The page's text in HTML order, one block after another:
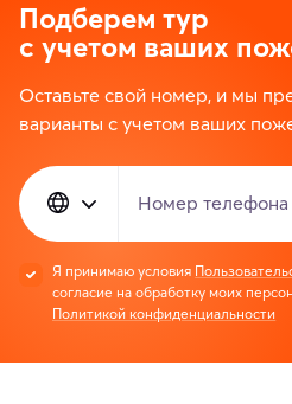
Подберем тур
с учетом ваших
Оставьте свой номер, и мы
варианты с учетом ваших
Номер телефона
Я принимаю условия
согласие на обработку моих
Политикой конфиденциальности